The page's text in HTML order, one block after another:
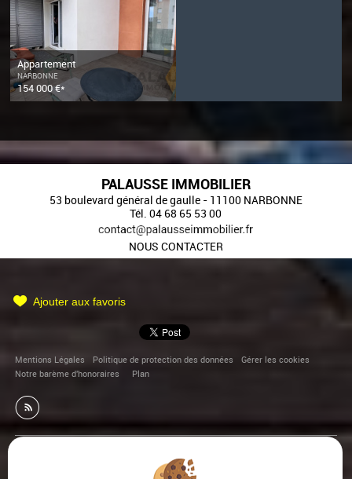
Appartement
NARBONNE
154 000 €*
PALAUSSE IMMOBILIER
53 boulevard général de gaulle - 11100 NARBONNE
Tél.04 68 65 53 00
NOUS CONTACTER
Ajouter aux favoris
Mentions Légales Politique de protection des données
Gérer les cookies
Notre barème d'honoraires
Plan
Afin de vous offrir un confort de lecture permanent, depuis